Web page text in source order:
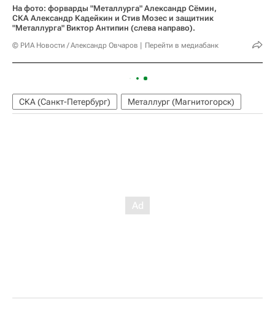
На фото: форварды "Металлурга" Александр Сёмин,
СКА Александр Кадейкин и Стив Мозес и защитник
"Металлурга" Виктор Антипин (слева направо).
© РИА Новости / Александр Овчаров Перейти в медиабанк
СКА (Санкт-Петербург) Металлург (Магнитогорск)